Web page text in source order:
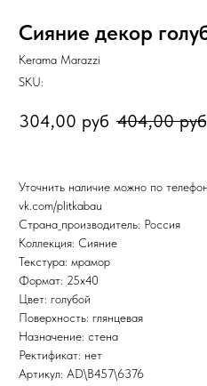
Сияние декор
Kerama Marazzi
SKU:
304,00 руб 404,00 руб
Уточнить наличие можно по
vk.com/plitkabau
Страна_производитель: Россия
Коллекция: Сияние
Текстура: мрамор
Формат: 25x40
Цвет: голубой
Поверхность: глянцевая
Назначение: стена
Ректификат: нет
Артикул: AD\B457\6376